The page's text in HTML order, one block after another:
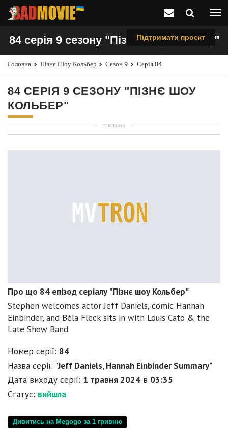
Підтримати проєкт
84 серія 9 сезону "Пізнє шоу Кольбер"
Головна Пізнє Шоу Кольбер Сезон 9 Серія 84
84 СЕРІЯ 9 СЕЗОНУ "ПІЗНЄ ШОУ
КОЛЬБЕР"
РЕКЛАМА
Про що 84 епізод серіалу "Пізнє шоу Кольбер"
Stephen welcomes actor Jeff Daniels, comic Hannah
Einbinder, and Béla Fleck sits in with Louis Cato & the
Late Show Band.
Номер серії: 84
Назва серії: "Jeff Daniels, Hannah Einbinder Summary"
Дата виходу серії: 1 травня 2024 в 03:35
Статус: вийшла
Дивитись на Megogo за 1 гривню